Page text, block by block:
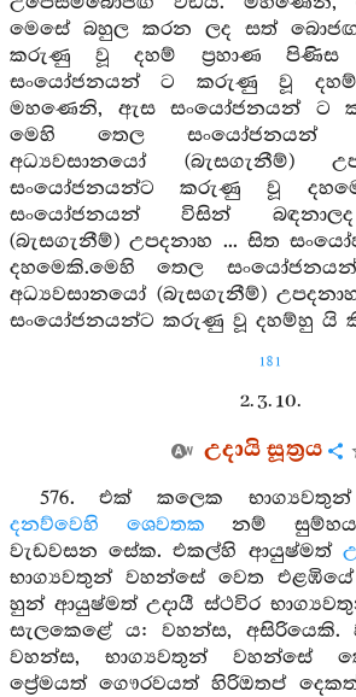
මෙසේ බහුල කරන ලද සත්
කරුණු වූ දහම් ප්‍රහාණ පිණිස
සංයෝජනයන් ට කරුණු වූ
මහණෙනි, ඇස සංයෝජනයන් ට
මෙහි තෙල සංයෝජනයන්
අධ්‍යවසානයෝ (බැසගැනීම්)
සංයෝජනයන්ට කරුණු වූ
සංයෝජනයන් විසින්
(බැසගැනීම්) උපදනාහ ... සිත
දහමෙකි.මෙහි තෙල
අධ්‍යවසානයෝ (බැසගැනීම්)
සංයෝජනයන්ට කරුණු වූ දහම්හු යි
181
2. 3. 10.
උදායි සූත්‍රය
576. එක් කලෙක
දනව්වෙහි
ශෙවතක නම්
වැඩවසන සේක. එකල්හි ආයුෂ්මත්
භාග්‍යවතුන් වහන්සේ වෙත
හුන් ආයුෂ්මත් උදායී ස්ථවිර
සැලකෙළේ ය: වහන්ස, අසිරියෙකි.
වහන්ස, භාග්‍යවතුන් වහන්සේ
ප්‍රේමයත් ගෞරවයත් හිරිඔතප්